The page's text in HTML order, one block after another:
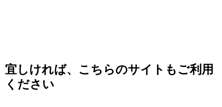
宜しければ、こちらのサイトもご利用
ください